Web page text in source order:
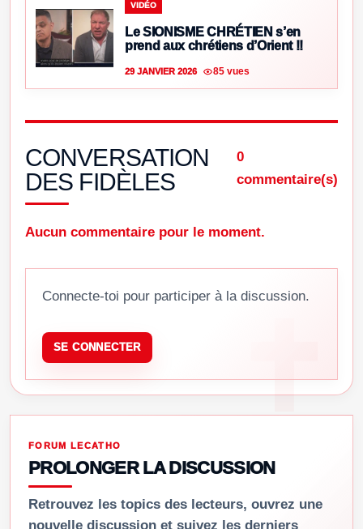
VIDÉO
Le SIONISME CHRÉTIEN s’en
prend aux chrétiens d’Orient !!
29 JANVIER 2026 85 vues
CONVERSATION
DES FIDÈLES
0
commentaire(s)
Aucun commentaire pour le moment.
Connecte-toi pour participer à la discussion.
SE CONNECTER
FORUM LECATHO
PROLONGER LA DISCUSSION
Retrouvez les topics des lecteurs, ouvrez une
nouvelle discussion et suivez les derniers